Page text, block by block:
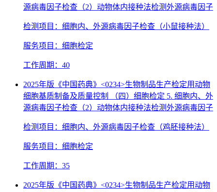
源病毒因子检查（2）动物体内接种法检测外源病毒因子
检测项目：细胞内、外源病毒因子检查（小鼠接种法）
服务项目：细胞检定
工作周期：40
2025年版《中国药典》<0234>生物制品生产检定用动物
细胞基质制备及质量控制 （四）细胞检定 5. 细胞内、外
源病毒因子检查（2）动物体内接种法检测外源病毒因子
检测项目：细胞内、外源病毒因子检查（鸡胚接种法）
服务项目：细胞检定
工作周期：35
2025年版《中国药典》<0234>生物制品生产检定用动物